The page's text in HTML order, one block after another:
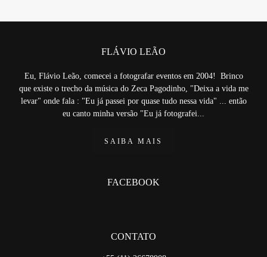
FLÁVIO LEÃO
Eu, Flávio Leão, comecei a fotografar eventos em 2004! Brinco
que existe o trecho da música do Zeca Pagodinho, "Deixa a vida me
levar" onde fala : "Eu já passei por quase tudo nessa vida" ... então
eu canto minha versão "Eu já fotografei...
SAIBA MAIS
FACEBOOK
CONTATO